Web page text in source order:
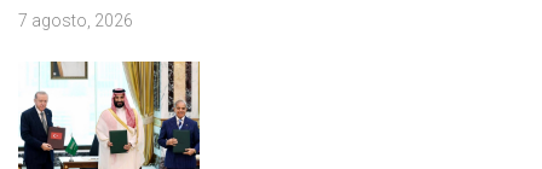
7 agosto, 2026